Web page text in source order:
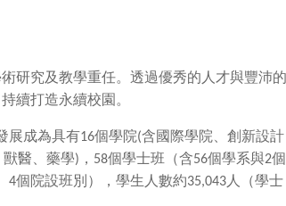
研究及教學重任。透過優秀的人才與豐沛的
續打造永續校園。
展成為具有 16個學院(含國際學院、創新設計
獸醫、藥學) ， 58個學士班（含56個學系與2個
4個院設班別），學生人數約35,043人（學士